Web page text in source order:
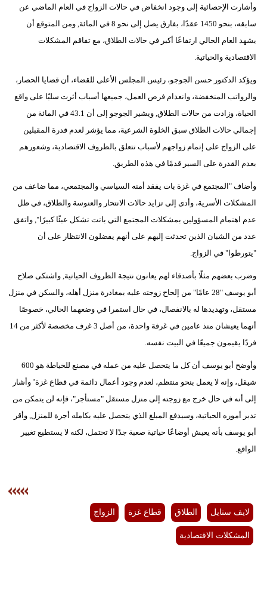
وأشارت الإحصائية إلى وجود انخفاض في حالات الزواج في العام الماضي عن
سابقه، بنحو 1450 عقدًا، بفارق يصل إلى نحو 8 في المائة, ومن المتوقع أن
يشهد العام الحالي ارتفاعًا أكبر في حالات الطلاق، مع تفاقم المشكلات
الاقتصادية والحياتية.
ويؤكد الدكتور حسن الجوجو، رئيس المجلس الأعلى للقضاء، أن قضايا الحصار،
والرواتب المنخفضة، وانعدام فرص العمل، جميعها أسباب أثرت سلبًا على واقع
الحياة، وزادت من حالات الطلاق, ويشير الجوجو إلى أن 43.1 في المائة من
إجمالي حالات الطلاق سبق الخلوة الشرعية، مما يؤشر لعدم قدرة المقبلين
على الزواج على إتمام زواجهم لأسباب تتعلق بالظروف الاقتصادية، وشعورهم
بعدم القدرة على السير قدمًا في هذه الطريق.
وأضاف "المجتمع في غزة بات يفقد أمنه السياسي والمجتمعي، مما ضاعف من
المشكلات الأسرية، وأدى إلى تزايد حالات الانتحار والعنوسة والطلاق، في ظل
عدم اهتمام المسؤولين بمشكلات المجتمع التي باتت تشكل عبئًا كبيرًا", واتفق
عدد من الشبان الذين تحدثت إليهم على أنهم يفضلون الانتظار على أن
"يتورطوا" في الزواج.
وضرب بعضهم مثلًا بأصدقاء لهم يعانون نتيجة الظروف الحياتية, واشتكى صلاح
أبو يوسف "28 عامًا" من إلحاح زوجته عليه بمغادرة منزل أهله، والسكن في منزل
مستقل، وتهديدها له بالانفصال، في حال استمرا في وضعهما الحالي، خصوصًا
أنهما يعيشان منذ عامين في غرفة واحدة، من أصل 3 غرف مخصصة لأكثر من 14
فردًا يقيمون جميعًا في البيت نفسه.
وأوضح أبو يوسف أن كل ما يتحصل عليه من عمله في مصنع للخياطة هو 600
شيقل، وإنه لا يعمل بنحو منتظم، لعدم وجود أعمال دائمة في قطاع غزة’ وأشار
إلى أنه في حال خرج مع زوجته إلى منزل مستقل "مستأجر"، فإنه لن يتمكن من
تدبر أموره الحياتية، وسيدفع المبلغ الذي يتحصل عليه بكامله أجرة للمنزل, وأقر
أبو يوسف بأنه يعيش أوضاعًا حياتية صعبة جدًا لا تحتمل، لكنه لا يستطيع تغيير
الواقع.
لايف ستايل الطلاق قطاع غزة الزواج
المشكلات الاقتصادية